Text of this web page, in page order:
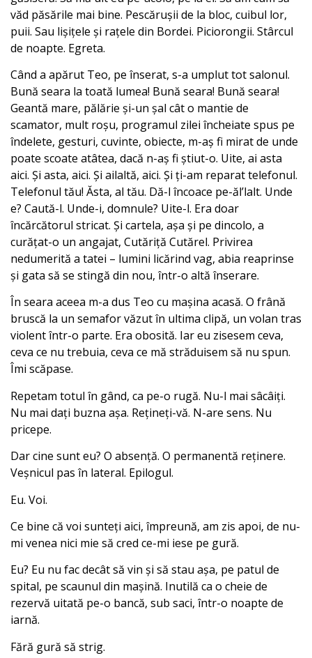
văd păsările mai bine. Pescărușii de la bloc, cuibul lor,
puii. Sau lișițele și rațele din Bordei. Piciorongii. Stârcul
de noapte. Egreta.
Când a apărut Teo, pe înserat, s-a umplut tot salonul.
Bună seara la toată lumea! Bună seara! Bună seara!
Geantă mare, pălărie și-un șal cât o mantie de
scamator, mult roșu, programul zilei încheiate spus pe
îndelete, gesturi, cuvinte, obiecte, m-aș fi mirat de unde
poate scoate atâtea, dacă n-aș fi știut-o. Uite, ai asta
aici. Și asta, aici. Și ailaltă, aici. Și ți-am reparat telefonul.
Telefonul tău! Ăsta, al tău. Dă-l încoace pe-ăl’lalt. Unde
e? Caută-l. Unde-i, domnule? Uite-l. Era doar
încărcătorul stricat. Și cartela, așa și pe dincolo, a
curățat-o un angajat, Cutăriță Cutărel. Privirea
nedumerită a tatei – lumini licărind vag, abia reaprinse
și gata să se stingă din nou, într-o altă înserare.
În seara aceea m-a dus Teo cu mașina acasă. O frână
bruscă la un semafor văzut în ultima clipă, un volan tras
violent într-o parte. Era obosită. Iar eu zisesem ceva,
ceva ce nu trebuia, ceva ce mă străduisem să nu spun.
Îmi scăpase.
Repetam totul în gând, ca pe-o rugă. Nu-l mai sâcâiți.
Nu mai dați buzna așa. Rețineți-vă. N-are sens. Nu
pricepe.
Dar cine sunt eu? O absență. O permanentă reținere.
Veșnicul pas în lateral. Epilogul.
Eu. Voi.
Ce bine că voi sunteți aici, împreună, am zis apoi, de nu-
mi venea nici mie să cred ce-mi iese pe gură.
Eu? Eu nu fac decât să vin și să stau așa, pe patul de
spital, pe scaunul din mașină. Inutilă ca o cheie de
rezervă uitată pe-o bancă, sub saci, într-o noapte de
iarnă.
Fără gură să strig.